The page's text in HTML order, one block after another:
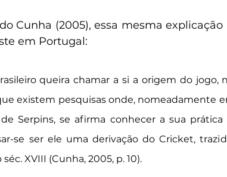
Cunha (2005), essa mesma
em Portugal:
queira chamar a si a origem do jogo,
existem pesquisas onde, nomeadamente
Serpins, se afirma conhecer a sua
se ser ele uma derivação do Cricket,
XVIII (Cunha, 2005, p. 10).